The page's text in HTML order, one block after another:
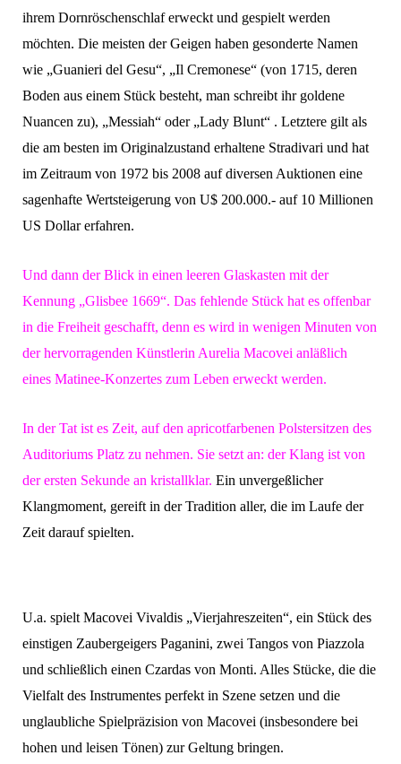
ihrem Dornröschenschlaf erweckt und gespielt werden
möchten. Die meisten der Geigen haben gesonderte Namen
wie „Guanieri del Gesu“, „Il Cremonese“ (von 1715, deren
Boden aus einem Stück besteht, man schreibt ihr goldene
Nuancen zu), „Messiah“ oder „Lady Blunt“ . Letztere gilt als
die am besten im Originalzustand erhaltene Stradivari und hat
im Zeitraum von 1972 bis 2008 auf diversen Auktionen eine
sagenhafte Wertsteigerung von U$ 200.000.- auf 10 Millionen
US Dollar erfahren.
Und dann der Blick in einen leeren Glaskasten mit der
Kennung „Glisbee 1669“. Das fehlende Stück hat es offenbar
in die Freiheit geschafft, denn es wird in wenigen Minuten von
der hervorragenden Künstlerin Aurelia Macovei anläßlich
eines Matinee-Konzertes zum Leben erweckt werden.
In der Tat ist es Zeit, auf den apricotfarbenen Polstersitzen des
Auditoriums Platz zu nehmen. Sie setzt an: der Klang ist von
der ersten Sekunde an kristallklar. Ein unvergeßlicher
Klangmoment, gereift in der Tradition aller, die im Laufe der
Zeit darauf spielten.
U.a. spielt Macovei Vivaldis „Vierjahreszeiten“, ein Stück des
einstigen Zaubergeigers Paganini, zwei Tangos von Piazzola
und schließlich einen Czardas von Monti. Alles Stücke, die die
Vielfalt des Instrumentes perfekt in Szene setzen und die
unglaubliche Spielpräzision von Macovei (insbesondere bei
hohen und leisen Tönen) zur Geltung bringen.